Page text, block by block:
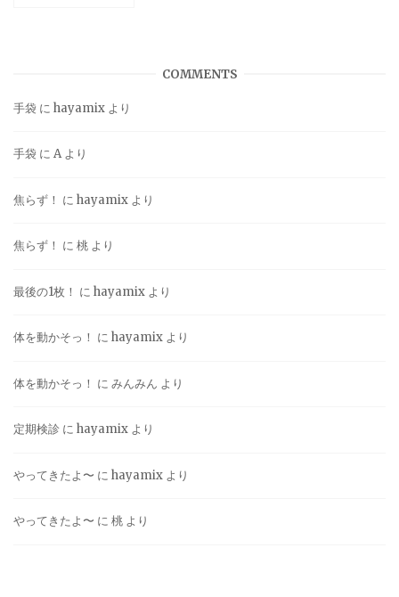
COMMENTS
手袋 に hayamix より
手袋 に Aより
焦らず！ に hayamix より
焦らず！ に 桃 より
最後の1枚！ に hayamix より
体を動かそっ！ に hayamix より
体を動かそっ！ に みんみん より
定期検診 に hayamix より
やってきたよ〜 に hayamix より
やってきたよ〜 に 桃 より